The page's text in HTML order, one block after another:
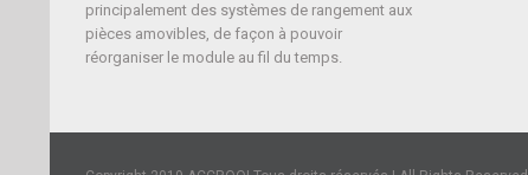
principalement des systèmes de rangement aux
pièces amovibles, de façon à pouvoir
réorganiser le module au fil du temps.